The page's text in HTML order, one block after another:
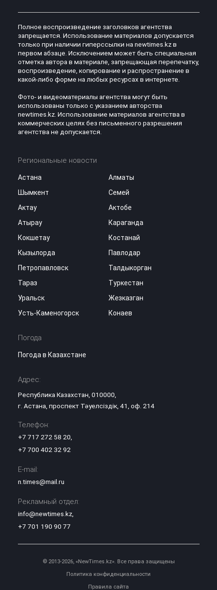
Полное воспроизведение заголовков агентства
запрещается. Использование материалов допускается
только при наличии гиперссылки на newtimes.kz в
первом абзаце. Исключением может быть специальная
отметка автора в материале, запрещающая перепечатку,
воспроизведение, копирование и распространение в
какой-либо форме на любых ресурсах в интернете.
Фото- и видеоматериалы агентства могут быть
использованы только с указанием авторства
newtimes.kz. Использование материалов агентства в
коммерческих целях без письменного разрешения
агентства не допускается.
Региональные новости
Астана
Алматы
Шымкент
Семей
Актау
Актобе
Атырау
Караганда
Кокшетау
Костанай
Кызылорда
Павлодар
Петропавловск
Талдыкорган
Тараз
Туркестан
Уральск
Жезказган
Усть-Каменогорск
Конаев
Погода
Погода в Казахстане
Адрес:
Республика Казахстан, 010000,
г. Астана, проспект Тәуелсіздік, 41, оф. 214
Телефон:
+7 717 272 58 20,
+7 700 402 32 92
E-mail:
n.times@mail.ru
Рекламный отдел:
info@newtimes.kz,
+7 701 190 90 77
© 2013-2026, «NewTimes.kz». Все права защищены
Политика конфиденциальности
Правила сайта